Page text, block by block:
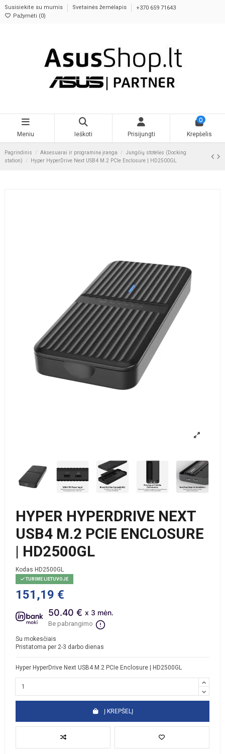
Susisiekite su mumis Svetainės žemėlapis
+370 659 71643
Pažymėti (0)
Meniu Ieškoti Prisijungti
0
Krepšelis
Pagrindinis Aksesuarai ir programinė įranga
Jungčių stotelės (Docking
station)
Hyper HyperDrive Next USB4 M.2 PCIe Enclosure | HD2500GL
HYPER HYPERDRIVE NEXT
USB4 M.2 PCIE ENCLOSURE
| HD2500GL
Kodas HD2500GL
TURIME LIETUVOJE
151,19 €
50.40 € x 3 mėn.
Be pabrangimo
Su mokesčiais
Pristatoma per 2-3 darbo dienas
Hyper HyperDrive Next USB4 M.2 PCIe Enclosure | HD2500GL
Į KREPŠELĮ